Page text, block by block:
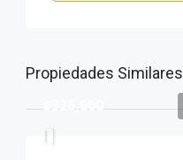
Propiedades Similares
$325,000